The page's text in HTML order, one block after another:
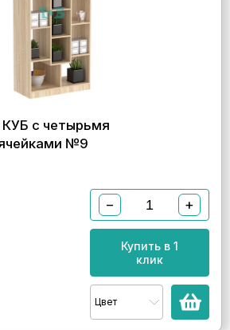
с четырьмя
№9
− +
Купить в 1
клик
Цвет